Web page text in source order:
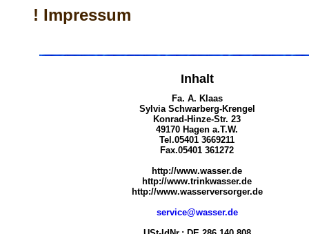
! Impressum
Inhalt
Fa. A. Klaas
Sylvia Schwarberg-Krengel
Konrad-Hinze-Str. 23
49170 Hagen a.T.W.
Tel.05401 3669211
Fax.05401 361272
http://www.wasser.de
http://www.trinkwasser.de
http://www.wasserversorger.de
service@wasser.de